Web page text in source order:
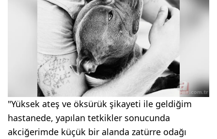
"Yüksek ateş ve öksürük şikayeti ile geldiğim
hastanede, yapılan tetkikler sonucunda
akciğerimde küçük bir alanda zatürre odağı